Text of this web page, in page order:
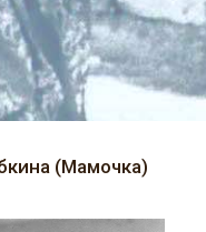
(Мамочка)